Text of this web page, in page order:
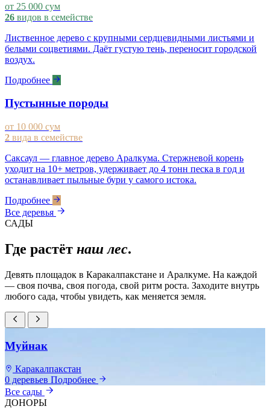
от 25 000 сум
26 видов в семействе
Лиственное дерево с крупными сердцевидными листьями и
белыми соцветиями. Даёт густую тень, переносит городской
воздух.
Подробнее
Пустынные породы
от 10 000 сум
2 вида в семействе
Саксаул — главное дерево Аралкума. Стержневой корень
уходит на 10+ метров, удерживает до 4 тонн песка в год и
останавливает пыльные бури у самого истока.
Подробнее
Все деревья
САДЫ
Где растёт наш лес.
Девять площадок в Каракалпакстане и Аралкуме. На каждой
— своя почва, своя погода, свой ритм роста. Заходите внутрь
любого сада, чтобы увидеть, как меняется земля.
Муйнак
Каракалпакстан
0 деревьев Подробнее
Все сады
ДОНОРЫ